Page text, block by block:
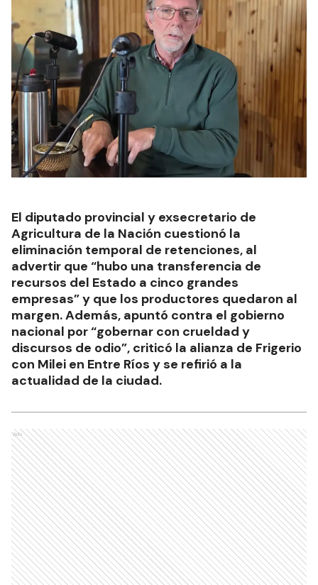
El diputado provincial y exsecretario de
Agricultura de la Nación cuestionó la
eliminación temporal de retenciones, al
advertir que “hubo una transferencia de
recursos del Estado a cinco grandes
empresas” y que los productores quedaron al
margen. Además, apuntó contra el gobierno
nacional por “gobernar con crueldad y
discursos de odio”, criticó la alianza de Frigerio
con Milei en Entre Ríos y se refirió a la
actualidad de la ciudad.
Ads